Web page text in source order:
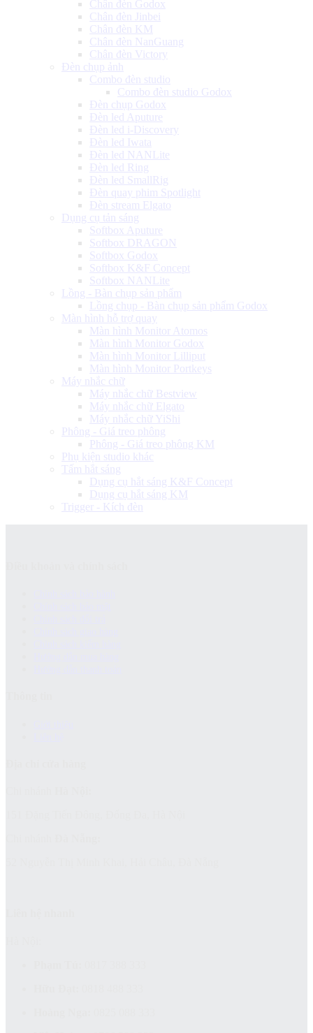
Chân đèn Godox
Chân đèn Jinbei
Chân đèn KM
Chân đèn NanGuang
Chân đèn Victory
Đèn chụp ảnh
Combo đèn studio
Combo đèn studio Godox
Đèn chụp Godox
Đèn led Aputure
Đèn led i-Discovery
Đèn led Iwata
Đèn led NANLite
Đèn led Ring
Đèn led SmallRig
Đèn quay phim Spotlight
Đèn stream Elgato
Dụng cụ tản sáng
Softbox Aputure
Softbox DRAGON
Softbox Godox
Softbox K&F Concept
Softbox NANLite
Lồng - Bàn chụp sản phẩm
Lồng chụp - Bàn chụp sản phẩm Godox
Màn hình hỗ trợ quay
Màn hình Monitor Atomos
Màn hình Monitor Godox
Màn hình Monitor Lilliput
Màn hình Monitor Portkeys
Máy nhắc chữ
Máy nhắc chữ Bestview
Máy nhắc chữ Elgato
Máy nhắc chữ YiShi
Phông - Giá treo phông
Phông - Giá treo phông KM
Phụ kiện studio khác
Tấm hắt sáng
Dụng cụ hắt sáng K&F Concept
Dụng cụ hắt sáng KM
Trigger - Kích đèn